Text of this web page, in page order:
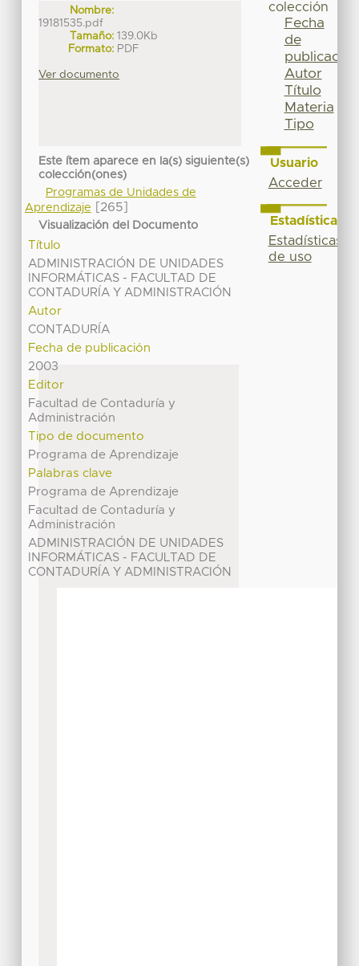
Nombre:
19181535.pdf
Tamaño: 139.0Kb
Formato: PDF
Ver documento
Este ítem aparece en la(s) siguiente(s)
colección(ones)
Programas de Unidades de
Aprendizaje
[265]
Visualización del Documento
Título
ADMINISTRACIÓN DE UNIDADES
INFORMÁTICAS - FACULTAD DE
CONTADURÍA Y ADMINISTRACIÓN
Autor
CONTADURÍA
Fecha de publicación
2003
Editor
Facultad de Contaduría y
Administración
Tipo de documento
Programa de Aprendizaje
Palabras clave
Programa de Aprendizaje
Facultad de Contaduría y
Administración
ADMINISTRACIÓN DE UNIDADES
INFORMÁTICAS - FACULTAD DE
CONTADURÍA Y ADMINISTRACIÓN
colección
Fecha
de
publicación
Autor
Título
Materia
Tipo
Usuario
Acceder
Estadísticas
Estadísticas
de uso